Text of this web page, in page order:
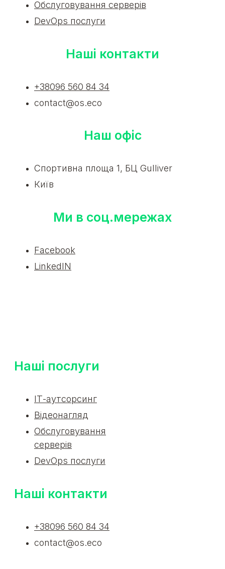
Обслуговування серверів
DevOps послуги
Наші контакти
+38096 560 84 34
contact@os.eco
Наш офіс
Спортивна площа 1, БЦ Gulliver
Київ
Ми в соц.мережах
Facebook
LinkedIN
Наші послуги
ІТ-аутсорсинг
Відеонагляд
Обслуговування
серверів
DevOps послуги
Наші контакти
+38096 560 84 34
contact@os.eco